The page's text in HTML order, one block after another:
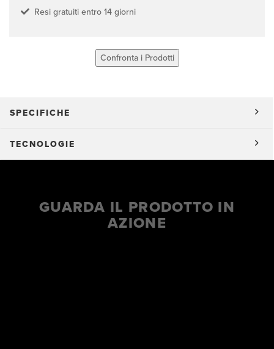
Resi gratuiti entro 14 giorni
Confronta i Prodotti
SPECIFICHE
TECNOLOGIE
GUARDA IL PRODOTTO IN
AZIONE